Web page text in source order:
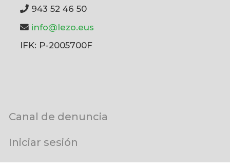
943 52 46 50
info@lezo.eus
IFK: P-2005700F
account
menu
Canal de denuncia
Iniciar sesión